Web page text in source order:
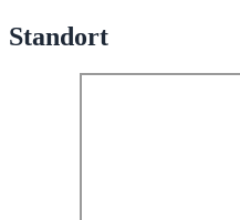
Standort